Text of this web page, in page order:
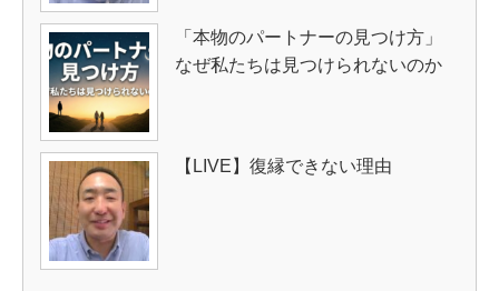
「本物のパートナーの見つけ方」
なぜ私たちは見つけられないのか
【LIVE】復縁できない理由